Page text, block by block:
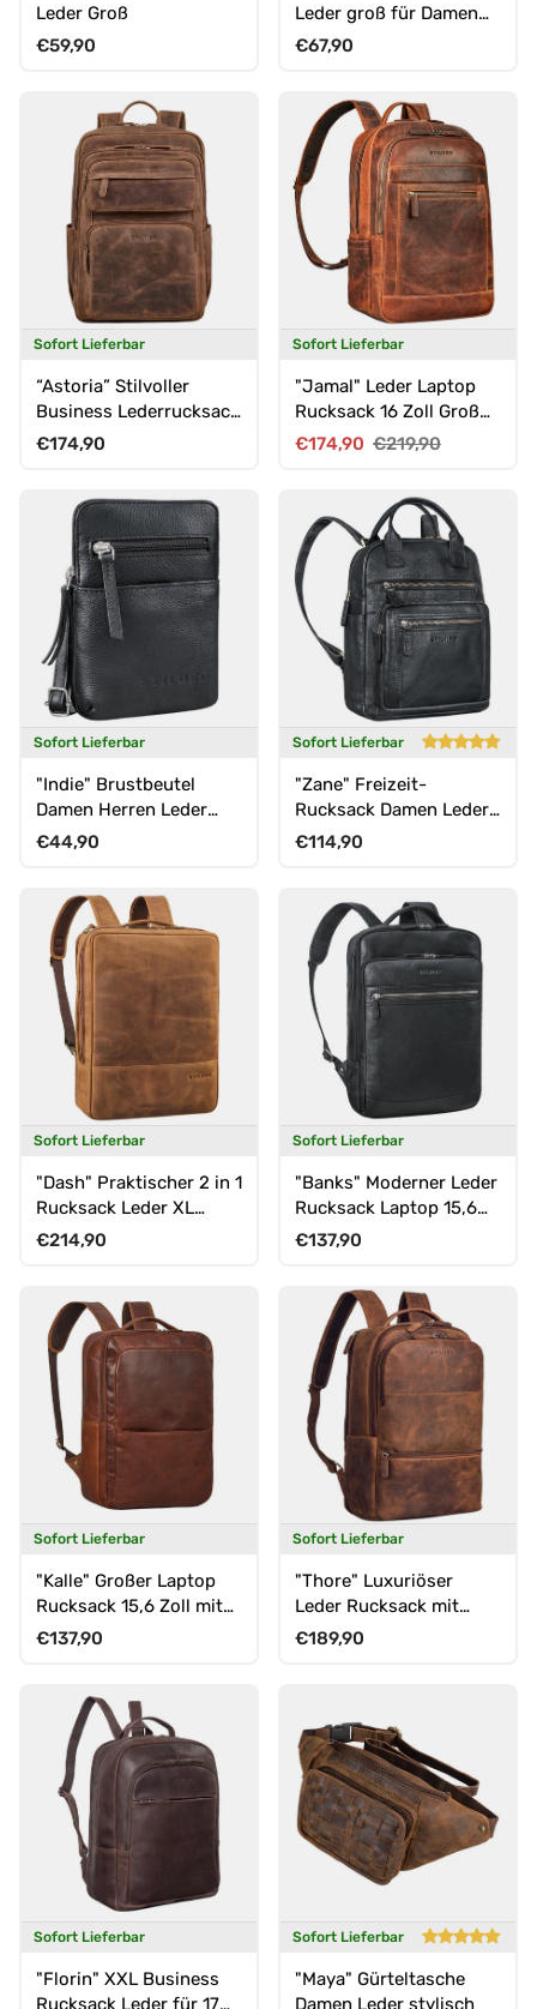
Leder Groß
Normaler Preis
€59,90
Leder groß für Damen
und Herren
Normaler Preis
€67,90
Sofort Lieferbar
“Astoria” Stilvoller
Business Lederrucksack
Vintage mit 17 Zoll
Herren
Normaler Preis
€174,90
Sofort Lieferbar
"Jamal" Leder Laptop
Rucksack 16 Zoll Groß
für Damen und Herren
Verkaufspreis
€174,90 Normaler Preis
€219,90
Sofort Lieferbar
"Indie" Brustbeutel
Damen Herren Leder
klein
Normaler Preis
€44,90
Sofort Lieferbar
"Zane" Freizeit-
Rucksack Damen Leder
Mittel-Groß
Normaler Preis
€114,90
Sofort Lieferbar
"Dash" Praktischer 2 in 1
Rucksack Leder XL
Aktentasche 15 - 16
Normaler Preis
€214,90
Sofort Lieferbar
"Banks" Moderner Leder
Rucksack Laptop 15,6
Zoll
Normaler Preis
€137,90
Sofort Lieferbar
"Kalle" Großer Laptop
Rucksack 15,6 Zoll mit
vielen Fächern
Normaler Preis
€137,90
Sofort Lieferbar
"Thore" Luxuriöser
Leder Rucksack mit
Laptopfach 17 Zoll
Normaler Preis
€189,90
Sofort Lieferbar
"Florin" XXL Business
Rucksack Leder für 17
Sofort Lieferbar
"Maya" Gürteltasche
Damen Leder stylisch